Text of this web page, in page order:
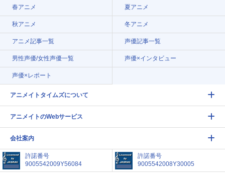
春アニメ 夏アニメ
秋アニメ 冬アニメ
アニメ記事一覧 声優記事一覧
男性声優/女性声優一覧 声優×インタビュー
声優×レポート
アニメイトタイムズについて
アニメイトのWebサービス
会社案内
許諾番号
9005542009Y56084
許諾番号
9005542008Y30005